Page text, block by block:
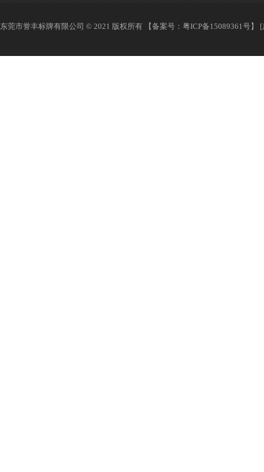
东莞市誉丰标牌有限公司 © 2021 版权所有 【备案号： 粤ICP备15089361号】 [